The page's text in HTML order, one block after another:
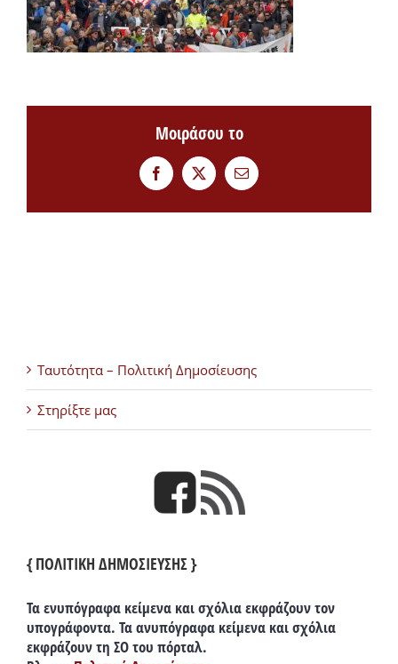
Μοιράσου το
FacebookTwitterEmail
Ταυτότητα – Πολιτική Δημοσίευσης
Στηρίξτε μας
{ ΠΟΛΙΤΙΚΗ ΔΗΜΟΣΙΕΥΣΗΣ }
Τα ενυπόγραφα κείμενα και σχόλια εκφράζουν τον
υπογράφοντα. Τα ανυπόγραφα κείμενα και σχόλια
εκφράζουν τη ΣΟ του πόρταλ.